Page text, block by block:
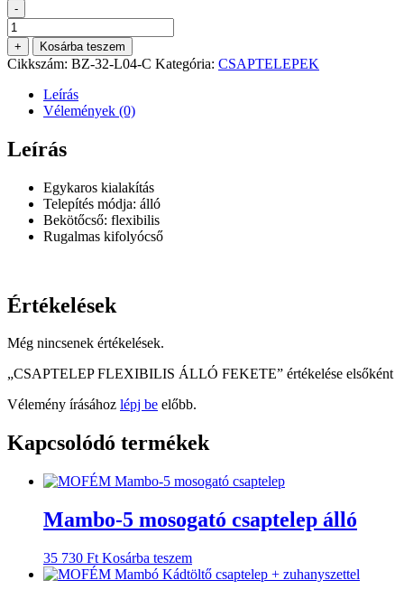
-
CSAPTELEP
FLEXIBILIS
ÁLLÓ
FEKETE
mennyiség
+ Kosárba teszem
Cikkszám: BZ-32-L04-C Kategória: CSAPTELEPEK
Leírás
Vélemények (0)
Leírás
Egykaros kialakítás
Telepítés módja: álló
Bekötőcső: flexibilis
Rugalmas kifolyócső
Értékelések
Még nincsenek értékelések.
„CSAPTELEP FLEXIBILIS ÁLLÓ FEKETE” értékelése elsőként
Vélemény írásához lépj be előbb.
Kapcsolódó termékek
Mambo-5 mosogató csaptelep álló
35 730 Ft Kosárba teszem